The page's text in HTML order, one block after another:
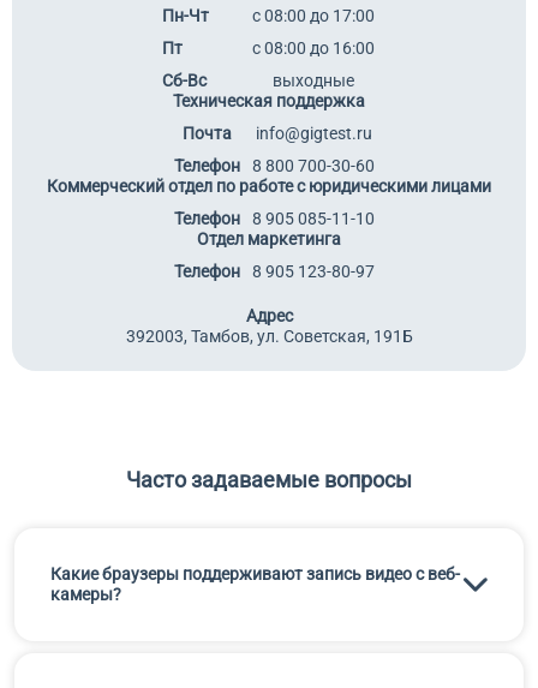
Пн-Чт
с 08:00 до 17:00
Пт
с 08:00 до 16:00
Сб-Вс
выходные
Техническая поддержка
Почта
info@gigtest.ru
Телефон
8 800 700-30-60
Коммерческий отдел по работе с юридическими лицами
Телефон
8 905 085-11-10
Отдел маркетинга
Телефон
8 905 123-80-97
Адрес
392003, Тамбов, ул. Советская, 191Б
Часто задаваемые вопросы
Какие браузеры поддерживают запись видео с веб-
камеры?